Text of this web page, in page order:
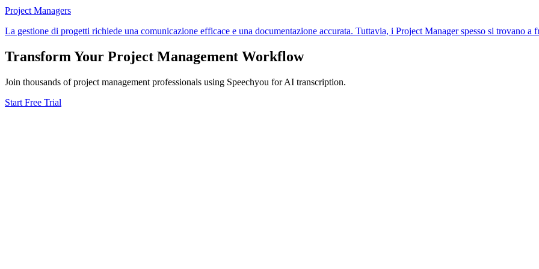
Project Managers
La gestione di progetti richiede una comunicazione efficace e una documentazione accurata. Tuttavia, i Project Manager spesso si trovano a
Transform Your Project Management Workflow
Join thousands ofproject management professionals using Speechyou for AI transcription.
Start Free Trial